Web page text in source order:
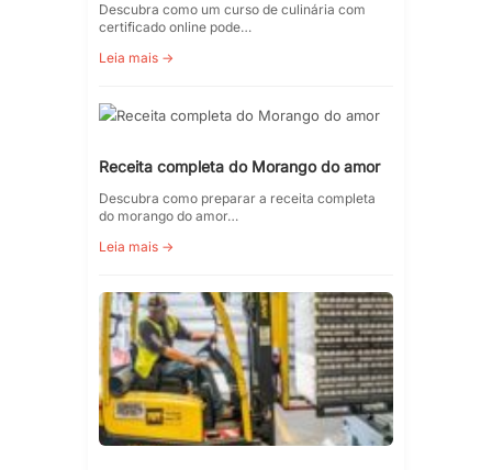
Descubra como um curso de culinária com
certificado online pode…
Leia mais →
Receita completa do Morango do amor
Descubra como preparar a receita completa
do morango do amor…
Leia mais →